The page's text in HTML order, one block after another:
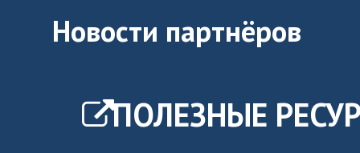
Новости партнёров
ПОЛЕЗНЫЕ